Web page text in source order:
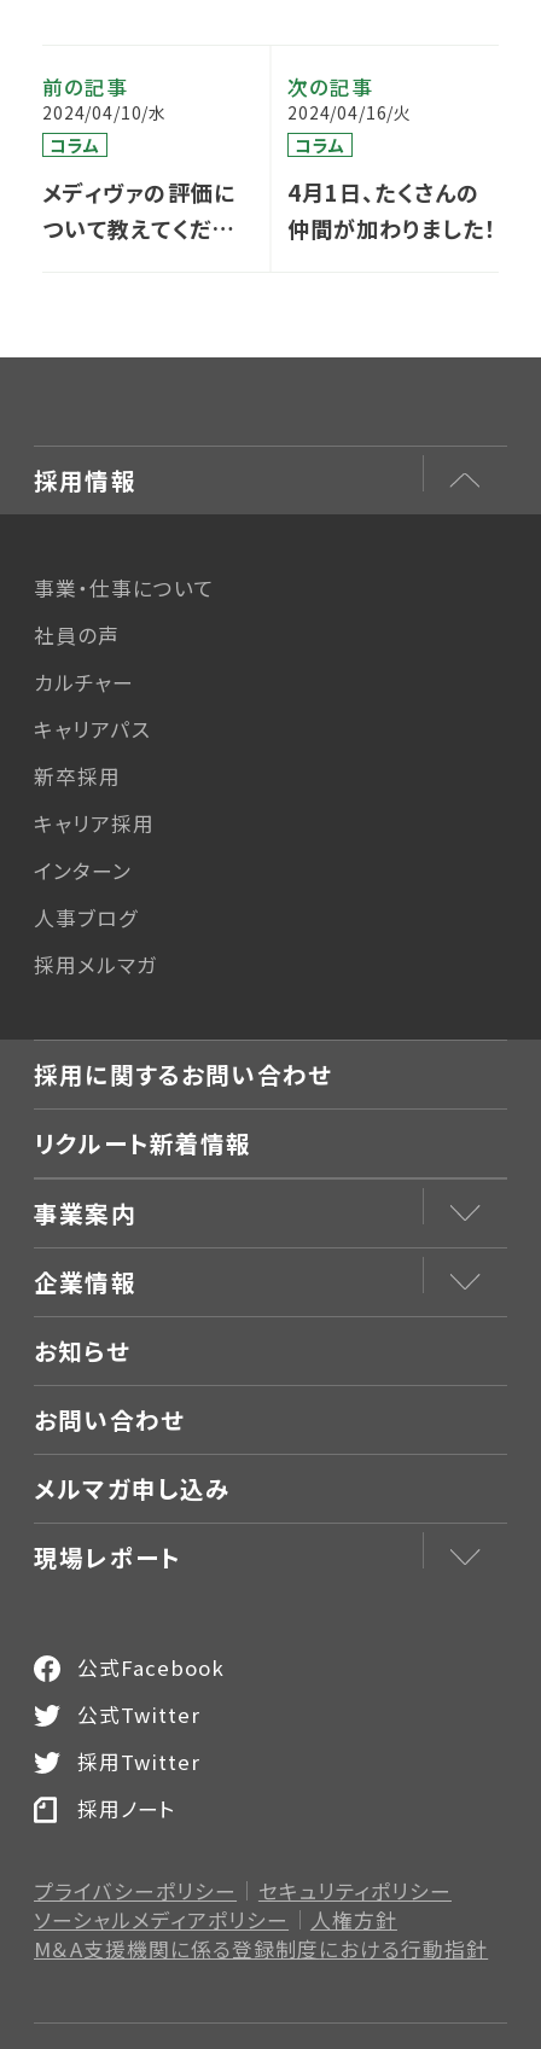
前の記事
2024/04/10/水
コラム
メディヴァの評価に
ついて教えてくださ
次の記事
2024/04/16/火
コラム
4月1日、たくさんの
仲間が加わりました！
採用情報
事業・仕事について
社員の声
カルチャー
キャリアパス
新卒採用
キャリア採用
インターン
人事ブログ
採用メルマガ
採用に関するお問い合わせ
リクルート新着情報
事業案内
企業情報
お知らせ
お問い合わせ
メルマガ申し込み
現場レポート
プライバシーポリシー
セキュリティポリシー
ソーシャルメディアポリシー
人権方針
M＆A支援機関に係る登録制度における行動指針
公式Facebook
公式Twitter
採用Twitter
採用ノート